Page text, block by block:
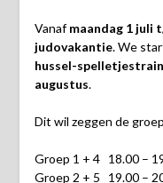
Vanafmaandag 1 juli
judovakantie. We
hussel-
augustus.
Dit wil zeggen de
Groep 1 + 4 18.00 –
Groep 2 + 5 19.00 –